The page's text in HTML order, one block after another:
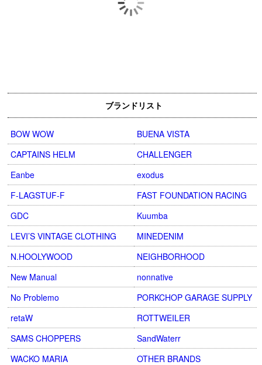
ブランドリスト
BOW WOW
BUENA VISTA
CAPTAINS HELM
CHALLENGER
Eanbe
exodus
F-LAGSTUF-F
FAST FOUNDATION RACING
GDC
Kuumba
LEVI’S VINTAGE CLOTHING
MINEDENIM
N.HOOLYWOOD
NEIGHBORHOOD
New Manual
nonnative
No Problemo
PORKCHOP GARAGE SUPPLY
retaW
ROTTWEILER
SAMS CHOPPERS
SandWaterr
WACKO MARIA
OTHER BRANDS